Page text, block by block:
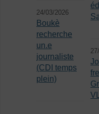
24/03/2026
Boukè
recherche
un.e
journaliste
(CDI temps
plein)